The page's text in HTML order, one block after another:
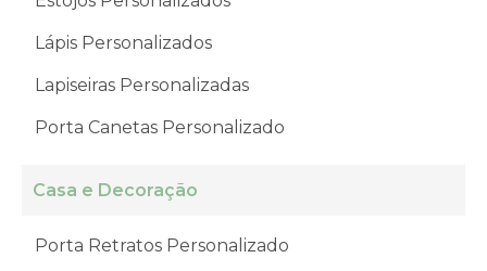
Lápis Personalizados
Lapiseiras Personalizadas
Porta Canetas Personalizado
Casa e Decoração
Porta Retratos Personalizado